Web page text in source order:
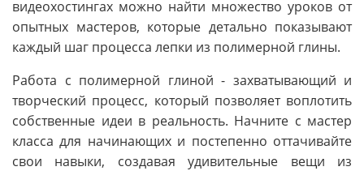
видеохостингах можно найти множество уроков от
опытных мастеров, которые детально показывают
каждый шаг процесса лепки из полимерной глины.
Работа с полимерной глиной - захватывающий и
творческий процесс, который позволяет воплотить
собственные идеи в реальность. Начните с мастер
класса для начинающих и постепенно оттачивайте
свои навыки, создавая удивительные вещи из